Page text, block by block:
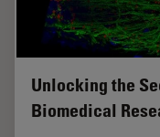
Unlocking the
Biomedical